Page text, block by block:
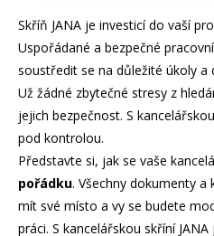
Skříň JANA je investicí do vaší
Uspořádané a bezpečné
soustředit se na důležité úkoly a
Už žádné zbytečné stresy z
jejich bezpečnost. S
pod kontrolou.
Představte si, jak se vaše
pořádku. Všechny dokumenty
mít své místo a vy se budete
práci. S kancelářskou skříní